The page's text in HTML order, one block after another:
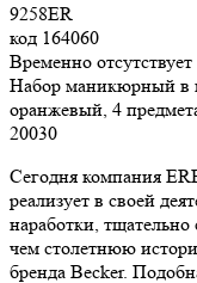
9258ER
код 164060
Временно отсутствует
Набор маникюрный в
оранжевый, 4
20030
Сегодня компания
реализует в своей
наработки, тщательно
чем столетнюю
бренда Becker.